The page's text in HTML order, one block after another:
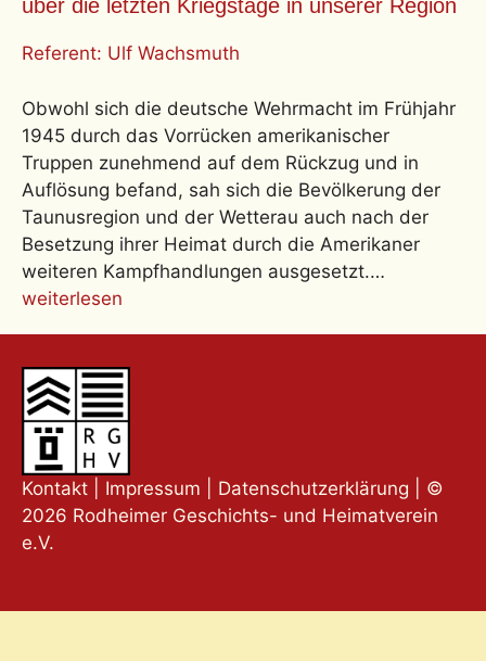
über die letzten Kriegstage in unserer Region
Referent: Ulf Wachsmuth
Obwohl sich die deutsche Wehrmacht im Frühjahr
1945 durch das Vorrücken amerikanischer
Truppen zunehmend auf dem Rückzug und in
Auflösung befand, sah sich die Bevölkerung der
Taunusregion und der Wetterau auch nach der
Besetzung ihrer Heimat durch die Amerikaner
weiteren Kampfhandlungen ausgesetzt.…
weiterlesen
Kontakt Impressum Datenschutzerklärung | ©
2026 Rodheimer Geschichts- und Heimatverein
e.V.